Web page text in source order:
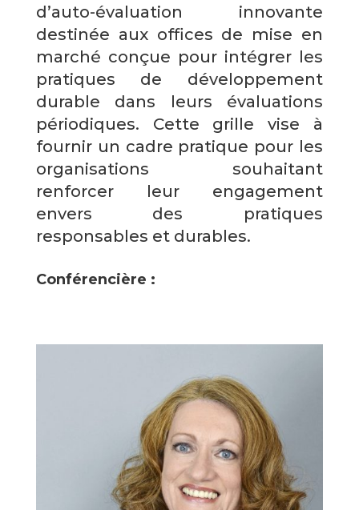
d’auto-évaluation innovante
destinée aux offices de mise en
marché conçue pour intégrer les
pratiques de développement
durable dans leurs évaluations
périodiques. Cette grille vise à
fournir un cadre pratique pour les
organisations souhaitant
renforcer leur engagement
envers des pratiques
responsables et durables.
Conférencière :